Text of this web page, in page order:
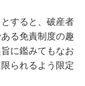
すると、破産者
る免責制度の趣
に鑑みてもなお
られるよう限定